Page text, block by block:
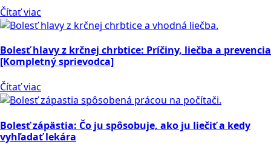
Čítať viac
Bolesť hlavy z krčnej chrbtice: Príčiny, liečba a prevencia
[Kompletný sprievodca]
Čítať viac
Bolesť zápästia: Čo ju spôsobuje, ako ju liečiť a kedy
vyhľadať lekára